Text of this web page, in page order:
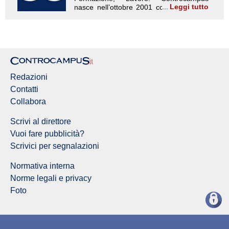
Leggi tutto
Redazioni
Contatti
Collabora
Scrivi al direttore
Vuoi fare pubblicità?
Scrivici per segnalazioni
Normativa interna
Norme legali e privacy
Foto